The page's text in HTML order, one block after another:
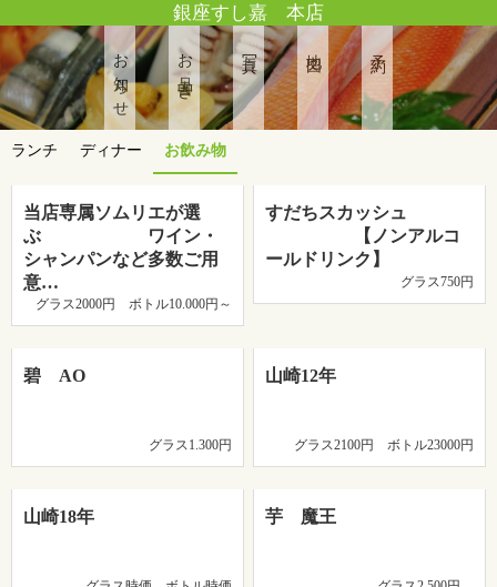
銀座すし嘉 本店
お知らせ お品書き 写真 予約
ランチ ディナー お飲み物
当店専属ソムリエが選
ぶ ワイン・
シャンパンなど多数ご用
意…
グラス2000円 ボトル10.000円～
すだちスカッシュ
【ノンアルコ
ールドリンク】
グラス750円
碧 AO
グラス1.300円
山崎12年
グラス2100円 ボトル23000円
山崎18年 芋 魔王